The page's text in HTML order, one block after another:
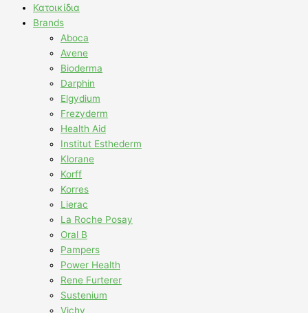
Κατοικίδια
Brands
Aboca
Avene
Bioderma
Darphin
Elgydium
Frezyderm
Health Aid
Institut Esthederm
Klorane
Korff
Korres
Lierac
La Roche Posay
Oral B
Pampers
Power Health
Rene Furterer
Sustenium
Vichy